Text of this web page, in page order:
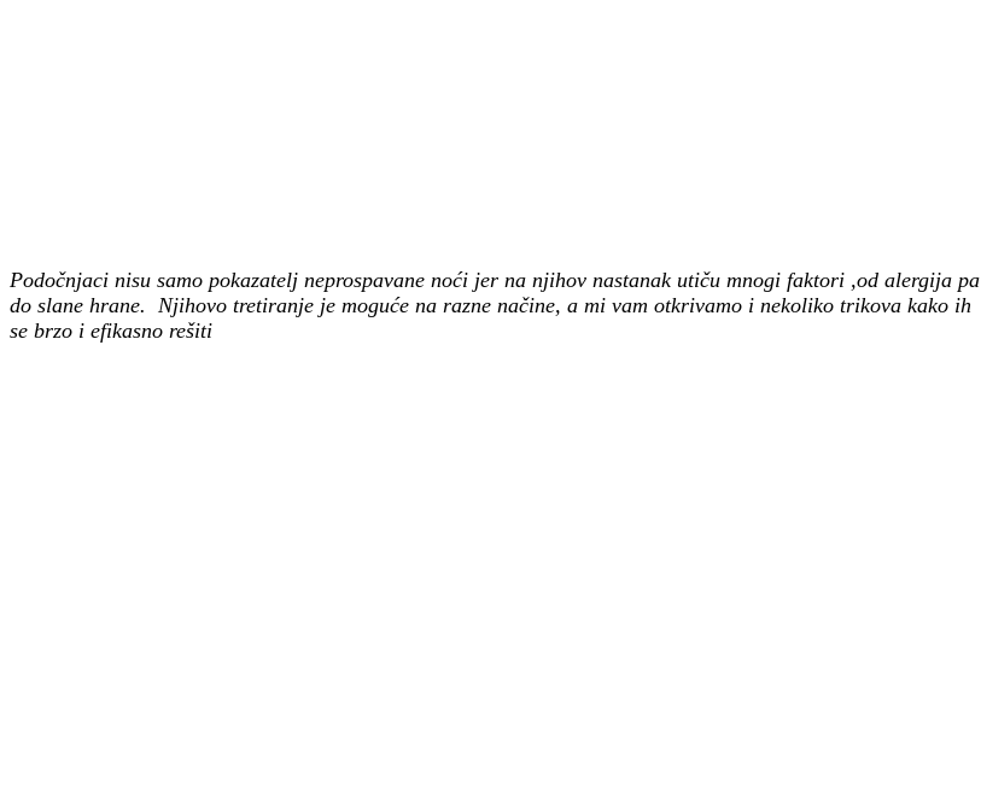
Podočnjaci nisu samo pokazatelj neprospavane noći jer na njihov nastanak utiču mnogi faktori ,od alergija pa
do slane hrane. Njihovo tretiranje je moguće na razne načine, a mi vam otkrivamo i nekoliko trikova kako ih
se brzo i efikasno rešiti